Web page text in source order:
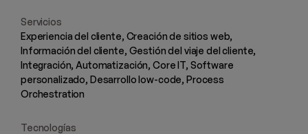
Servicios
Experiencia del cliente, Creación de sitios web,
Información del cliente, Gestión del viaje del cliente,
Integración, Automatización, Core IT, Software
personalizado, Desarrollo low-code, Process
Orchestration
Tecnologías